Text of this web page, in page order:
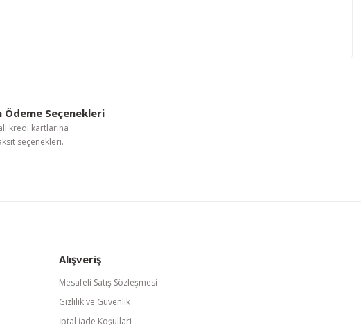
Ödeme Seçenekleri
kredi kartlarına
seçenekleri.
Alışveriş
Mesafeli Satış Sözleşmesi
Gizlilik ve Güvenlik
İptal İade Koşullari